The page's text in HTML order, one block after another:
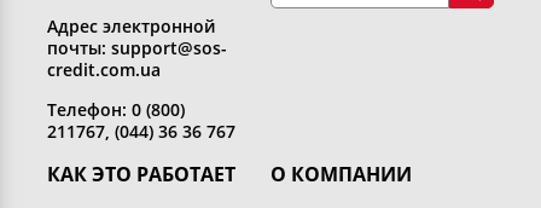
КАК ЭТО РАБОТАЕТ О КОМПАНИИ
Адрес электронной
почты: support@sos-
credit.com.ua
Телефон: 0 (800)
211767, (044) 36 36 767